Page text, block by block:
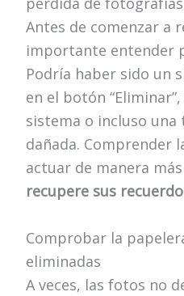
Antes de comenzar a
importante entender
Podría haber sido un
en el botón
sistema o incluso
dañada. Comprender
actuar de manera
recupere sus
Comprobar la
eliminadas
A veces, las fotos no